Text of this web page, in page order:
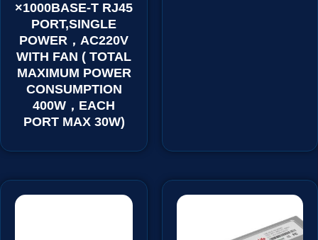
×1000BASE-T RJ45
PORT,SINGLE
POWER，AC220V
WITH FAN ( TOTAL
MAXIMUM POWER
CONSUMPTION
400W，EACH
PORT MAX 30W)